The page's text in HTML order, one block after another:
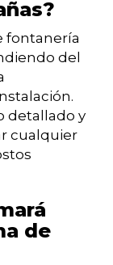
fontanería
del
detallado y
cualquier
de